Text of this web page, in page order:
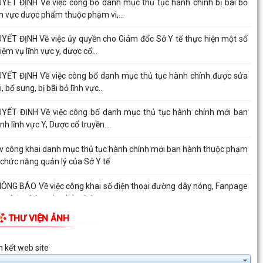
ĐỊNH Về việc công bố danh mục thủ tục hành chính bị bãi bỏ
vực dược phẩm thuộc phạm vi,...
ĐỊNH Về việc ủy quyền cho Giám đốc Sở Y tế thực hiện một số
vụ lĩnh vực y, dược cổ...
ĐỊNH Về việc công bố danh mục thủ tục hành chính được sửa
bổ sung, bị bãi bỏ lĩnh vực...
ĐỊNH Về việc công bố danh mục thủ tục hành chính mới ban
lĩnh vực Y, Dược cổ truyền...
công khai danh mục thủ tục hành chính mới ban hành thuộc phạm
năng quản lý của Sở Y tế
BÁO Về việc công khai số điện thoại đường dây nóng, Fanpage
nhận thông tin phản ánh,...
ĐỊNH Về việc công bố danh mục thủ tục hành chính mới ban
ĐỊNH Về việc công bố danh mục thủ tục hành chính được sửa
THƯ VIỆN ẢNH